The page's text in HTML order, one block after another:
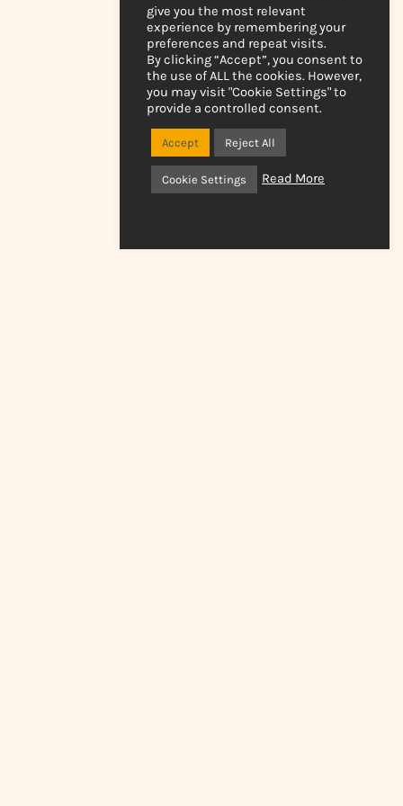
give you the most relevant
experience by remembering your
preferences and repeat visits.
By clicking “Accept”, you consent to
the use of ALL the cookies. However,
you may visit "Cookie Settings" to
provide a controlled consent.
Accept Reject All
Cookie Settings Read More